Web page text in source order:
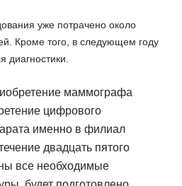
уже потрачено около
Кроме того, в следующем году
диагностики.
маммографа
цифрового
именно в филиал
двадцать пятого
все необходимые